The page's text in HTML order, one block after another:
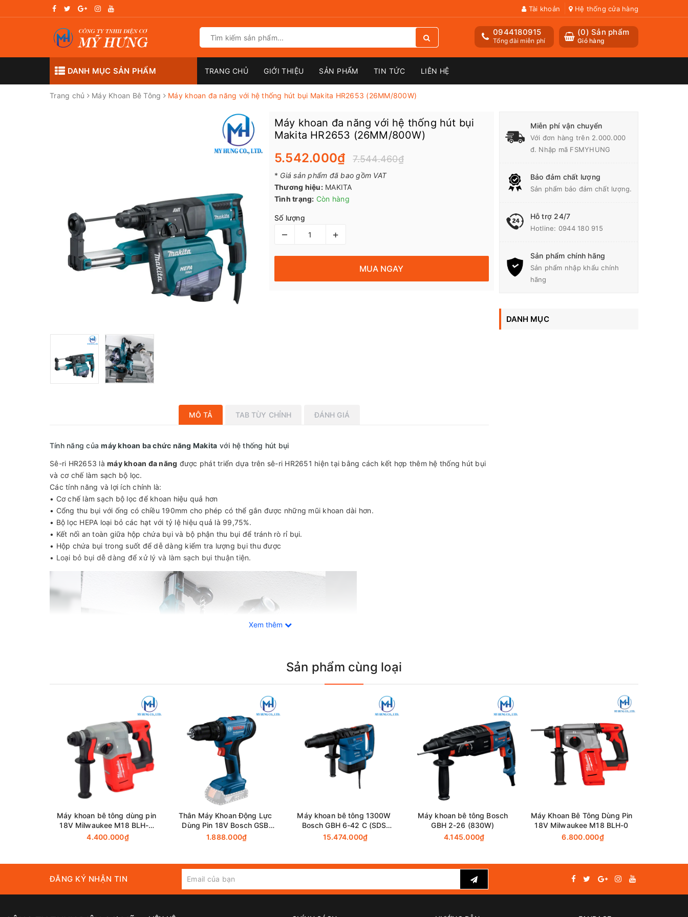
Tài khoản Hệ thống cửa hàng
(0) Sản phẩm
Giỏ hàng
0944180915
Tổng đài miễn phí
DANH MỤC SẢN PHẨM TRANG CHỦ GIỚI THIỆU SẢN PHẨM TIN TỨC LIÊN HỆ
Trang chủ Máy Khoan Bê Tông Máy khoan đa năng với hệ thống hút bụi Makita HR2653 (26MM/800W)
Máy khoan đa năng với hệ thống hút bụi
Makita HR2653 (26MM/800W)
5.542.000₫ 7.544.460₫
* Giá sản phẩm đã bao gồm VAT
Thương hiệu: MAKITA
Tình trạng: Còn hàng
Số lượng
– +
MUA NGAY
MÔ TẢ TAB TÙY CHỈNH ĐÁNH GIÁ
Tính năng củamáy khoan ba chức năng Makita với hệ thống hút bụi
Sê-ri HR2653 là máy khoan đa năng được phát triển dựa trên sê-ri HR2651 hiện tại bằng cách kết hợp thêm hệ thống hút bụi
và cơ chế làm sạch bộ lọc.
Các tính năng và lợi ích chính là:
• Cơ chế làm sạch bộ lọc để khoan hiệu quả hơn
• Cổng thu bụi với ống có chiều 190mm cho phép có thể gắn được những mũi khoan dài hơn.
• Bộ lọc HEPA loại bỏ các hạt với tỷ lệ hiệu quả là 99,75%.
• Kết nối an toàn giữa hộp chứa bụi và bộ phận thu bụi để tránh rò rỉ bụi.
• Hộp chứa bụi trong suốt để dễ dàng kiểm tra lượng bụi thu được
• Loại bỏ bụi dễ dàng để xử lý và làm sạch bụi thuận tiện.
Thông số kỹ thuật
Lực thổi mỗi phút 0 - 4,600 lần/phút
Mũi định tâm : 68 mm
Xem thêm
Miễn phí vận chuyển
Với đơn hàng trên 2.000.000
đ. Nhập mã FSMYHUNG
Bảo đảm chất lượng
Sản phẩm bảo đảm chất lượng.
Hỗ trợ 24/7
Hotline: 0944 180 915
Sản phẩm chính hãng
Sản phẩm nhập khẩu chính
hãng
DANH MỤC
Sản phẩm cùng loại
Máy khoan bê tông dùng pin
18V Milwaukee M18 BLH-0
(Chưa Pin & Sạc)
4.400.000₫
Thân Máy Khoan Động Lực
Dùng Pin 18V Bosch GSB
183-LI (Chưa Pin & Sạc)
1.888.000₫
Máy khoan bê tông 1300W
Bosch GBH 6-42 C (SDS
Max)
15.474.000₫
Máy khoan bê tông Bosch
GBH 2-26 (830W)
4.145.000₫
Máy Khoan Bê Tông Dùng Pin
18V Milwaukee M18 BLH-0
6.800.000₫
ĐĂNG KÝ NHẬN TIN